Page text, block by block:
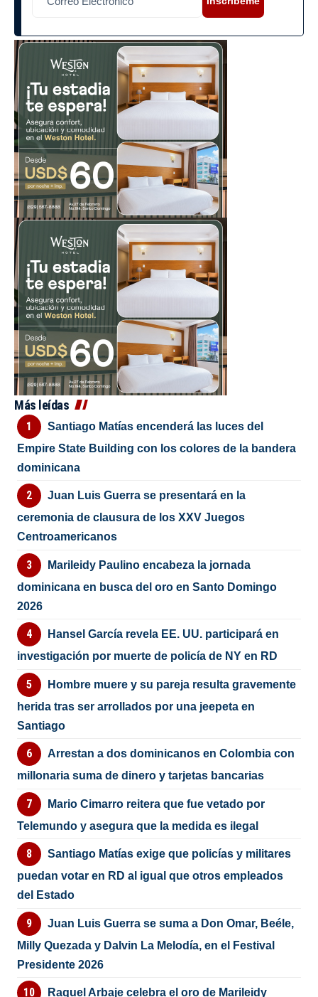
Más leídas
Santiago Matías encenderá las luces del
Empire State Building con los colores de la bandera
dominicana
Juan Luis Guerra se presentará en la
ceremonia de clausura de los XXV Juegos
Centroamericanos
Marileidy Paulino encabeza la jornada
dominicana en busca del oro en Santo Domingo
2026
Hansel García revela EE. UU. participará en
investigación por muerte de policía de NY en RD
Hombre muere y su pareja resulta gravemente
herida tras ser arrollados por una jeepeta en
Santiago
Arrestan a dos dominicanos en Colombia con
millonaria suma de dinero y tarjetas bancarias
Mario Cimarro reitera que fue vetado por
Telemundo y asegura que la medida es ilegal
Santiago Matías exige que policías y militares
puedan votar en RD al igual que otros empleados
del Estado
Juan Luis Guerra se suma a Don Omar, Beéle,
Milly Quezada y Dalvin La Melodía, en el Festival
Presidente 2026
Raquel Arbaje celebra el oro de Marileidy